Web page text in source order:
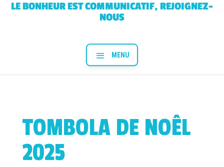
LE BONHEUR EST COMMUNICATIF, REJOIGNEZ-
NOUS
TOMBOLA DE NOÊL
2025